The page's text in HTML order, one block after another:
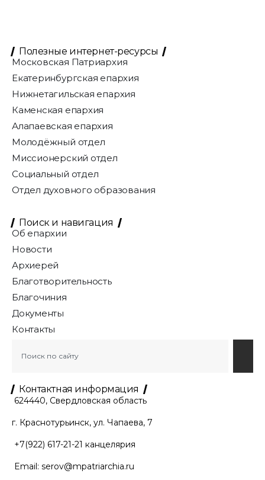
Полезные интернет-ресурсы
Московская Патриархия
Екатеринбургская епархия
Нижнетагильская епархия
Каменская епархия
Алапаевская епархия
Молодёжный отдел
Миссионерский отдел
Социальный отдел
Отдел духовного образования
Поиск и навигация
Об епархии
Новости
Архиерей
Благотворительность
Благочиния
Документы
Контакты
Контактная информация
624440, Свердловская область
г. Краснотурьинск, ул. Чапаева, 7
+7(922) 617-21-21 канцелярия
Email: serov@mpatriarchia.ru